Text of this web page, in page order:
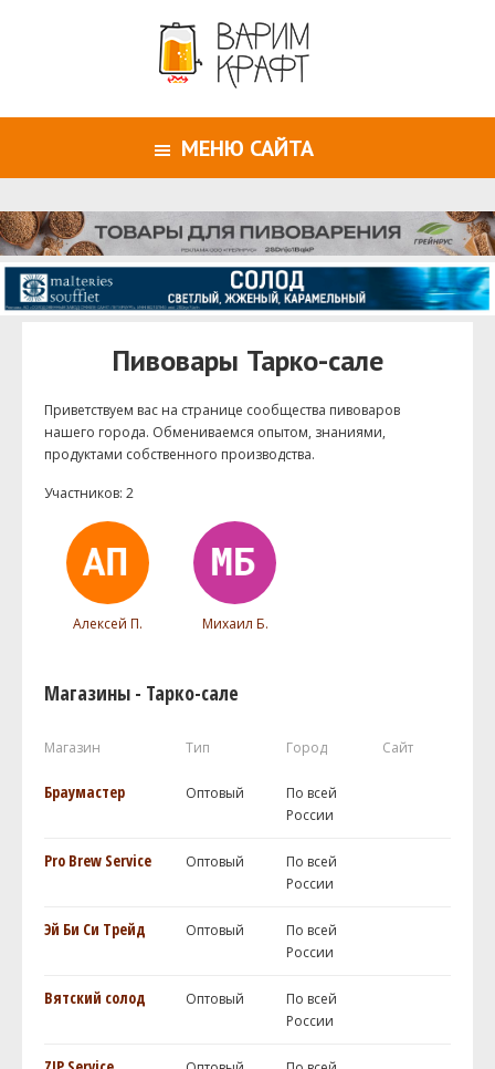
МЕНЮ САЙТА
Пивовары Тарко-сале
Приветствуем ваc на странице сообщества пивоваров
нашего города. Обмениваемся опытом, знаниями,
продуктами собственного производства.
Участников: 2
Алексей П. Михаил Б.
Магазины - Тарко-сале
Магазин Тип Город Сайт
Браумастер Оптовый
По всей
России
Pro Brew Service Оптовый
По всей
России
Эй Би Си Трейд Оптовый
По всей
России
Вятский солод Оптовый
По всей
России